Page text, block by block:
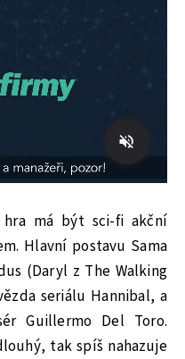
má být sci-fi akční
Hlavní postavu Sama
(Daryl z The Walking
seriálu Hannibal, a
Guillermo Del Toro.
tak spíš nahazuje